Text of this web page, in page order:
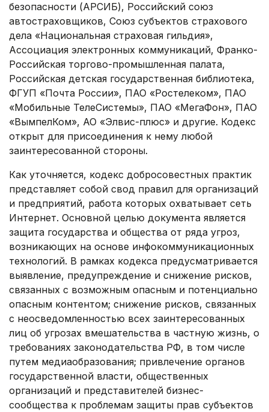
безопасности (АРСИБ), Российский союз
автостраховщиков, Союз субъектов страхового
дела «Национальная страховая гильдия»,
Ассоциация электронных коммуникаций, Франко-
Российская торгово-промышленная палата,
Российская детская государственная библиотека,
ФГУП «Почта России», ПАО «Ростелеком», ПАО
«Мобильные ТелеСистемы», ПАО «МегаФон», ПАО
«ВымпелКом», АО «Элвис-плюс» и другие. Кодекс
открыт для присоединения к нему любой
заинтересованной стороны.
Как уточняется, кодекс добросовестных практик
представляет собой свод правил для организаций
и предприятий, работа которых охватывает сеть
Интернет. Основной целью документа является
защита государства и общества от ряда угроз,
возникающих на основе инфокоммуникационных
технологий. В рамках кодекса предусматривается
выявление, предупреждение и снижение рисков,
связанных с возможным опасным и потенциально
опасным контентом; снижение рисков, связанных
с неосведомленностью всех заинтересованных
лиц об угрозах вмешательства в частную жизнь, о
требованиях законодательства РФ, в том числе
путем медиаобразования; привлечение органов
государственной власти, общественных
организаций и представителей бизнес-
сообщества к проблемам защиты прав субъектов